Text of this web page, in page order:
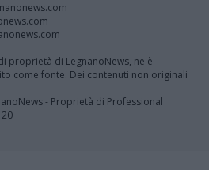
proprietà di LegnanoNews, ne è
come fonte. Dei contenuti non originali
- Proprietà di Professional